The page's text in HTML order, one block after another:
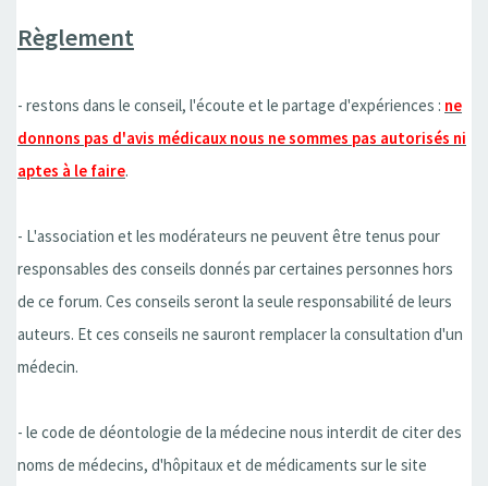
Règlement
- restons dans le conseil, l'écoute et le partage d'expériences : ne
donnons pas d'avis médicaux nous ne sommes pas autorisés ni
aptes à le faire.
- L'association et les modérateurs ne peuvent être tenus pour
responsables des conseils donnés par certaines personnes hors
de ce forum. Ces conseils seront la seule responsabilité de leurs
auteurs. Et ces conseils ne sauront remplacer la consultation d'un
médecin.
- le code de déontologie de la médecine nous interdit de citer des
noms de médecins, d'hôpitaux et de médicaments sur le site